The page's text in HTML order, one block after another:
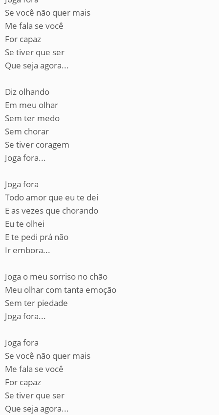
Se você não quer mais
Me fala se você
For capaz
Se tiver que ser
Que seja agora...
Diz olhando
Em meu olhar
Sem ter medo
Sem chorar
Se tiver coragem
Joga fora...
Joga fora
Todo amor que eu te dei
E as vezes que chorando
Eu te olhei
E te pedi prá não
Ir embora...
Joga o meu sorriso no chão
Meu olhar com tanta emoção
Sem ter piedade
Joga fora...
Joga fora
Se você não quer mais
Me fala se você
For capaz
Se tiver que ser
Que seja agora...